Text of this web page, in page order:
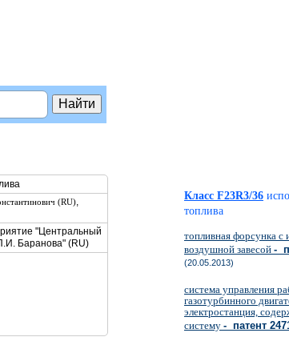
(RU),
"Центральный
Баранова" (RU)
Класс F23R3/36
топлива
топливная форсунка
воздушной завесой -
(20.05.2013)
система управления
газотурбинного
электростанция,
систему - патент